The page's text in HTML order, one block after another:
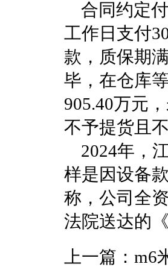
合同约定
工作日支付
款，质保期
毕，在仓库
905.40万元
不予提货且
2024年，
样是因设备
称，公司全
法院送达的
上一篇： m6